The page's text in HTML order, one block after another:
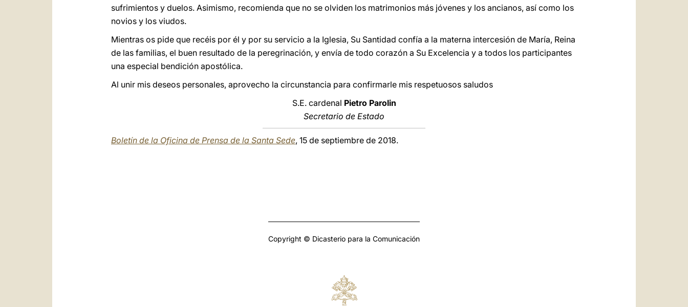
sufrimientos y duelos. Asimismo, recomienda que no se olviden los matrimonios más jóvenes y los ancianos, así como los
novios y los viudos.
Mientras os pide que recéis por él y por su servicio a la Iglesia, Su Santidad confía a la materna intercesión de María, Reina
de las familias, el buen resultado de la peregrinación, y envía de todo corazón a Su Excelencia y a todos los participantes
una especial bendición apostólica.
Al unir mis deseos personales, aprovecho la circunstancia para confirmarle mis respetuosos saludos
S.E. cardenal Pietro Parolin
Secretario de Estado
Boletín de la Oficina de Prensa de la Santa Sede, 15 de septiembre de 2018.
Copyright © Dicasterio para la Comunicación